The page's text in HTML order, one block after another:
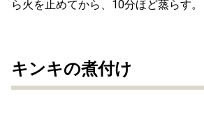
ら火を止めてから、10分ほど蒸らす。
キンキの煮付け